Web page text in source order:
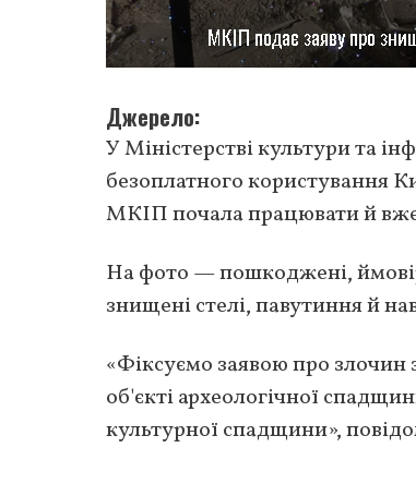
Джерело
У Міністерстві культури та
безоплатного
МКІП почала працювати й вже
На фото — пошкоджені,
знищені стелі, павутиння й
«Фіксуємо заявою про
об'єкті археологічної
культурної спадщини»,